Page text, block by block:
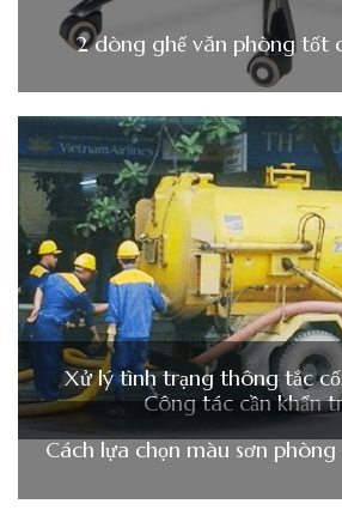
2 dòng ghế văn phòng tốt
Xử lý tình trạng thông tắc
Công tác cần khẩn
Cách lựa chọn màu sơn